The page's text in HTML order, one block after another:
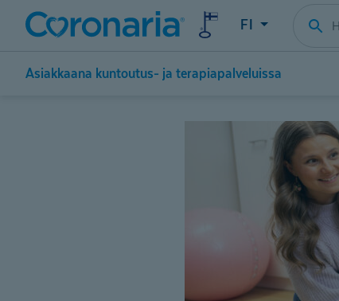
FI
Asiakkaana kuntoutus- ja terapiapalveluissa